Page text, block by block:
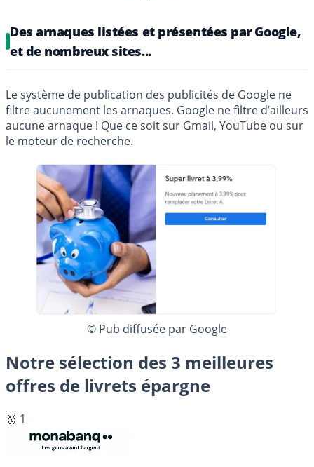
Des arnaques listées et présentées par Google,
et de nombreux sites...
Le système de publication des publicités de Google ne
filtre aucunement les arnaques. Google ne filtre d’ailleurs
aucune arnaque ! Que ce soit sur Gmail, YouTube ou sur
le moteur de recherche.
© Pub diffusée par Google
Notre sélection des 3 meilleures
offres de livrets épargne
🥇 1